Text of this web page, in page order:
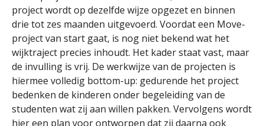
project wordt op dezelfde wijze opgezet en binnen
drie tot zes maanden uitgevoerd. Voordat een Move-
project van start gaat, is nog niet bekend wat het
wijktraject precies inhoudt. Het kader staat vast, maar
de invulling is vrij. De werkwijze van de projecten is
hiermee volledig bottom-up: gedurende het project
bedenken de kinderen onder begeleiding van de
studenten wat zij aan willen pakken. Vervolgens wordt
hier een plan voor ontworpen dat zij daarna ook